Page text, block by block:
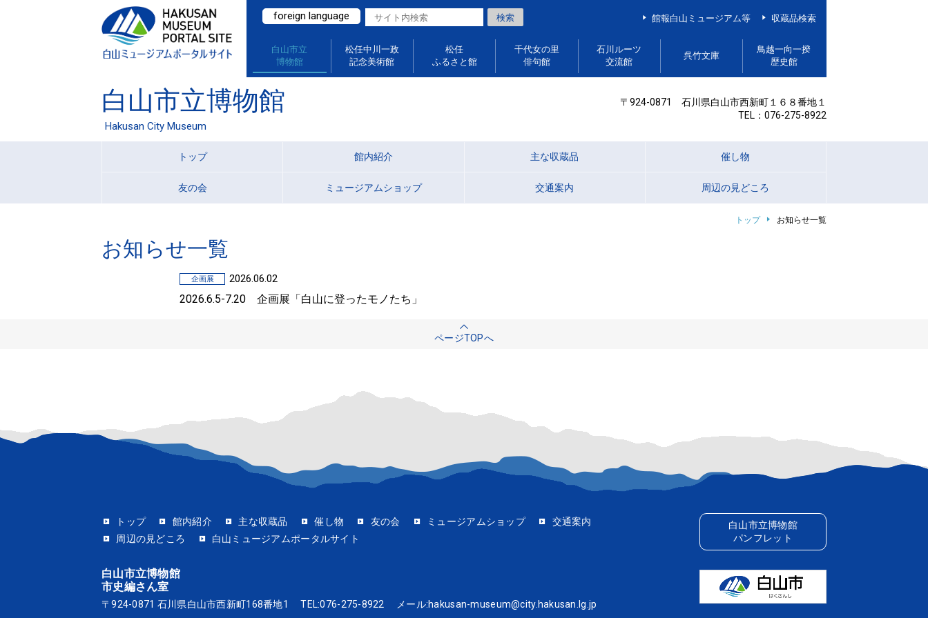
foreign language 館報白山ミュージアム等 収蔵品検索
白山市立
博物館
松任中川一政
記念美術館
松任
ふるさと館
千代女の里
俳句館
石川ルーツ
交流館
呉竹文庫
鳥越一向一揆
歴史館
白山市立博物館
Hakusan City Museum
〒924-0871 石川県白山市西新町１６８番地１
TEL：076-275-8922
トップ 館内紹介 主な収蔵品 催し物
友の会 ミュージアムショップ 交通案内 周辺の見どころ
トップ お知らせ一覧
お知らせ一覧
企画展 2026.06.02
2026.6.5-7.20 企画展「白山に登ったモノたち」
ページTOPへ
白山市立博物館
パンフレット
トップ 館内紹介 主な収蔵品 催し物 友の会 ミュージアムショップ
交通案内
周辺の見どころ
白山ミュージアムポータルサイト
白山市立博物館
市史編さん室
〒924-0871 石川県白山市西新町168番地1 TEL:076-275-8922 メール:hakusan-museum@city.hakusan.lg.jp